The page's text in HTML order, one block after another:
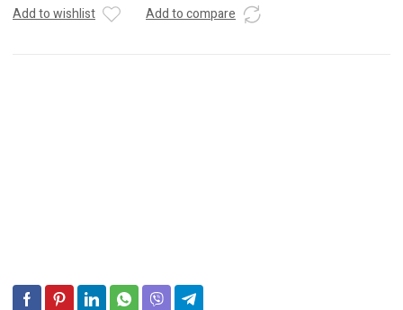
Add to wishlist Add to compare